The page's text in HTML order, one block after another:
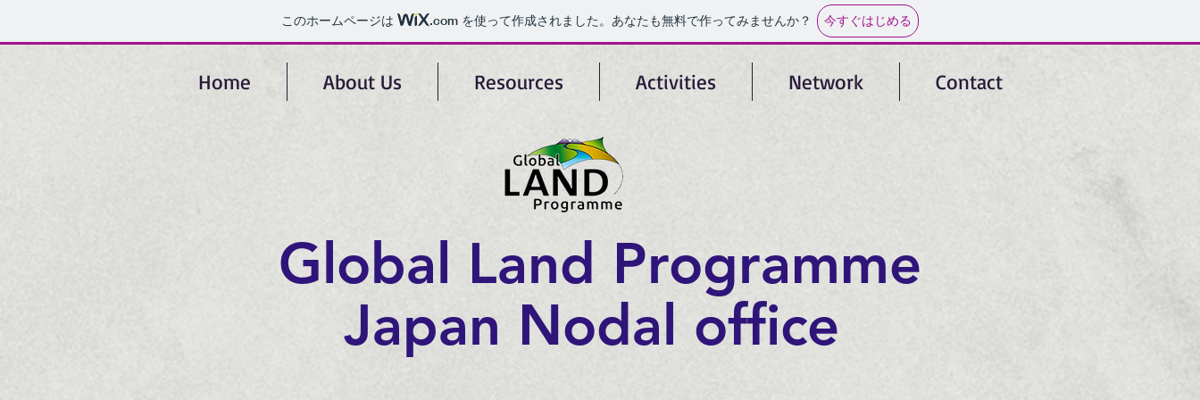
このホームページは .com を使って作成されました。あなたも無料で作ってみませんか？ 今すぐはじめる
Home About Us Resources Activities Network Contact
Global Land Programme
Japan Nodal office